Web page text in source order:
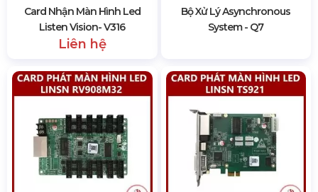
Card Nhận Màn Hình Led
Listen Vision- V316
Liên hệ
Bộ Xử Lý Asynchronous
System - Q7